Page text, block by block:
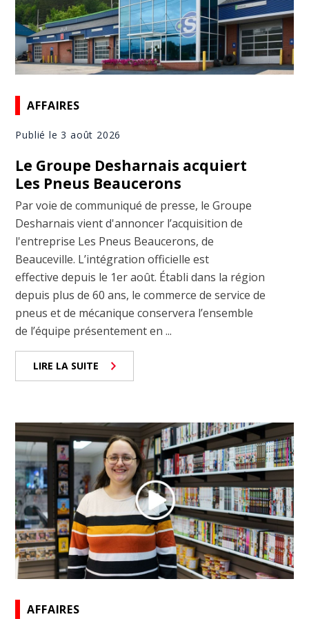
AFFAIRES
Publié le 3 août 2026
Le Groupe Desharnais acquiert
Les Pneus Beaucerons
Par voie de communiqué de presse, le Groupe
Desharnais vient d'annoncer l’acquisition de
l'entreprise Les Pneus Beaucerons, de
Beauceville. L’intégration officielle est
effective depuis le 1er août. Établi dans la région
depuis plus de 60 ans, le commerce de service de
pneus et de mécanique conservera l’ensemble
de l’équipe présentement en ...
LIRE LA SUITE
AFFAIRES